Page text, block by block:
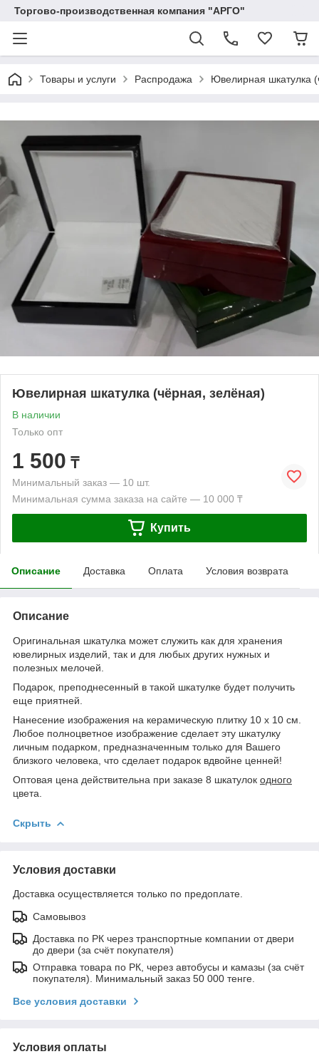
Торгово-производственная компания "АРГО"
Товары и услуги Распродажа Ювелирная шкатулка
Ювелирная шкатулка (чёрная, зелёная)
В наличии
Только опт
1 500 ₸
Минимальный заказ — 10 шт.
Минимальная сумма заказа на сайте — 10 000 ₸
Купить
Описание Доставка Оплата Условия возврата
Описание
Оригинальная шкатулка может служить как для хранения
ювелирных изделий, так и для любых других нужных и
полезных мелочей.
Подарок, преподнесенный в такой шкатулке будет получить
еще приятней.
Нанесение изображения на керамическую плитку 10 х 10 см.
Любое полноцветное изображение сделает эту шкатулку
личным подарком, предназначенным только для Вашего
близкого человека, что сделает подарок вдвойне ценней!
Оптовая цена действительна при заказе 8 шкатулок одного
цвета.
Скрыть
Условия доставки
Доставка осуществляется только по предоплате.
Самовывоз
Доставка по РК через транспортные компании от двери
до двери (за счёт покупателя)
Отправка товара по РК, через автобусы и камазы (за счёт
покупателя). Минимальный заказ 50 000 тенге.
Все условия доставки
Условия оплаты